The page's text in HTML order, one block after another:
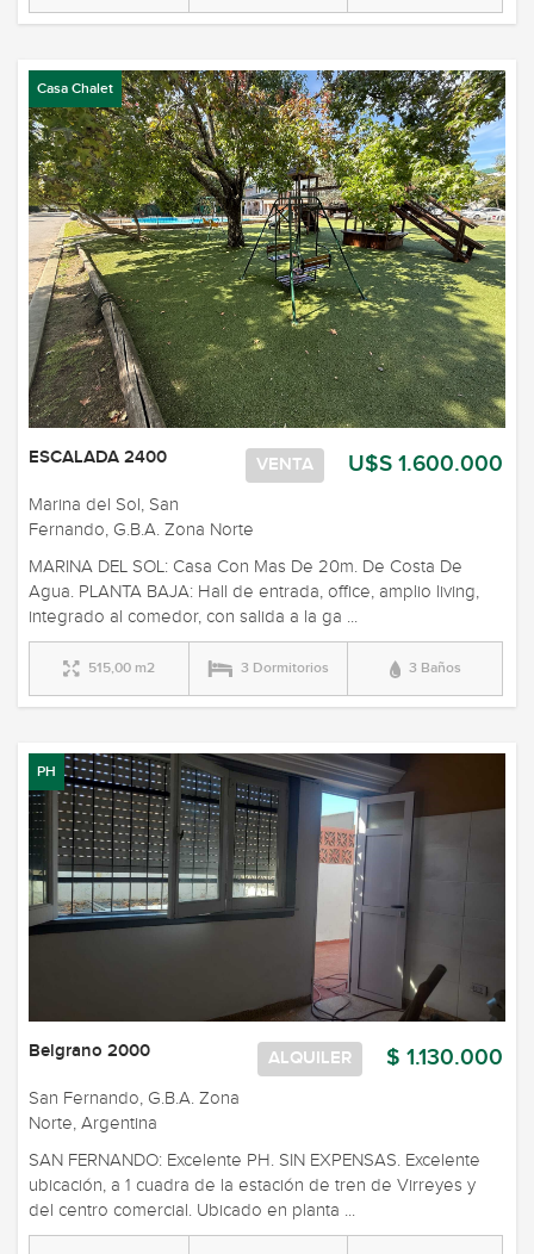
Casa Chalet
U$S 1.600.000
VENTA
ESCALADA 2400
Marina del Sol, San
Fernando, G.B.A. Zona Norte
MARINA DEL SOL: Casa Con Mas De 20m. De Costa De
Agua. PLANTA BAJA: Hall de entrada, office, amplio living,
integrado al comedor, con salida a la ga ...
515,00 m2 3 Dormitorios 3 Baños
PH
$ 1.130.000
ALQUILER
Belgrano 2000
San Fernando, G.B.A. Zona
Norte, Argentina
SAN FERNANDO: Excelente PH. SIN EXPENSAS. Excelente
ubicación, a 1 cuadra de la estación de tren de Virreyes y
del centro comercial. Ubicado en planta ...